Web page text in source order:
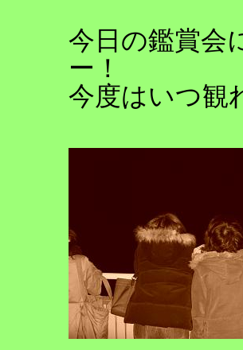
今日の鑑賞会
ー！
今度はいつ